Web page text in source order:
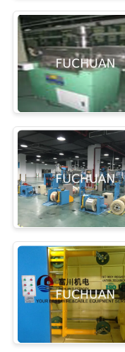
ΕΠΙΣΚΈΨΕΙΣ
ΣΤΟ
ΕΡΓΟΣΤΆΣΙΟ
ΈΛΕΓΧΟΣ
ΠΟΙΌΤΗΤΑΣ
ΜΑΖΊ
ΜΑΣ
ΕΙΔΉΣΕΙΣ
ΥΠΟΘΈΣΕΙΣ
διπλή